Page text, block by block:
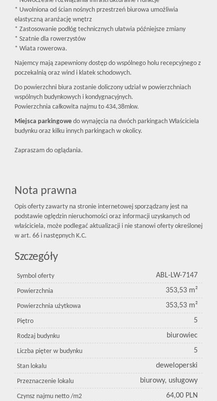
* Uwolniona od ścian nośnych przestrzeń biurowa umożliwia
elastyczną aranżację wnętrz
* Zastosowanie podłóg technicznych ułatwia późniejsze zmiany
* Szatnie dla rowerzystów
* Wiata rowerowa.
Najemcy mają zapewniony dostęp do wspólnego holu recepcyjnego z
poczekalnią oraz wind i klatek schodowych.
Do powierzchni biura zostanie doliczony udział w powierzchniach
wspólnych budynkowych i kondygnacyjnych.
Powierzchnia całkowita najmu to 434,38mkw.
Miejsca parkingowe do wynajęcia na dwóch parkingach Właściciela
budynku oraz kilku innych parkingach w okolicy.
Zapraszam do oglądania.
Nota prawna
Opis oferty zawarty na stronie internetowej sporządzany jest na
podstawie oględzin nieruchomości oraz informacji uzyskanych od
właściciela, może podlegać aktualizacji i nie stanowi oferty określonej
w art. 66 i następnych K.C.
Szczegóły
Symbol oferty ABL-LW-7147
Powierzchnia 353,53 m²
Powierzchnia użytkowa 353,53 m²
Piętro 5
Rodzaj budynku biurowiec
Liczba pięter w budynku 5
Stan lokalu deweloperski
Przeznaczenie lokalu biurowy, usługowy
Czynsz najmu netto /m2 64,00 PLN